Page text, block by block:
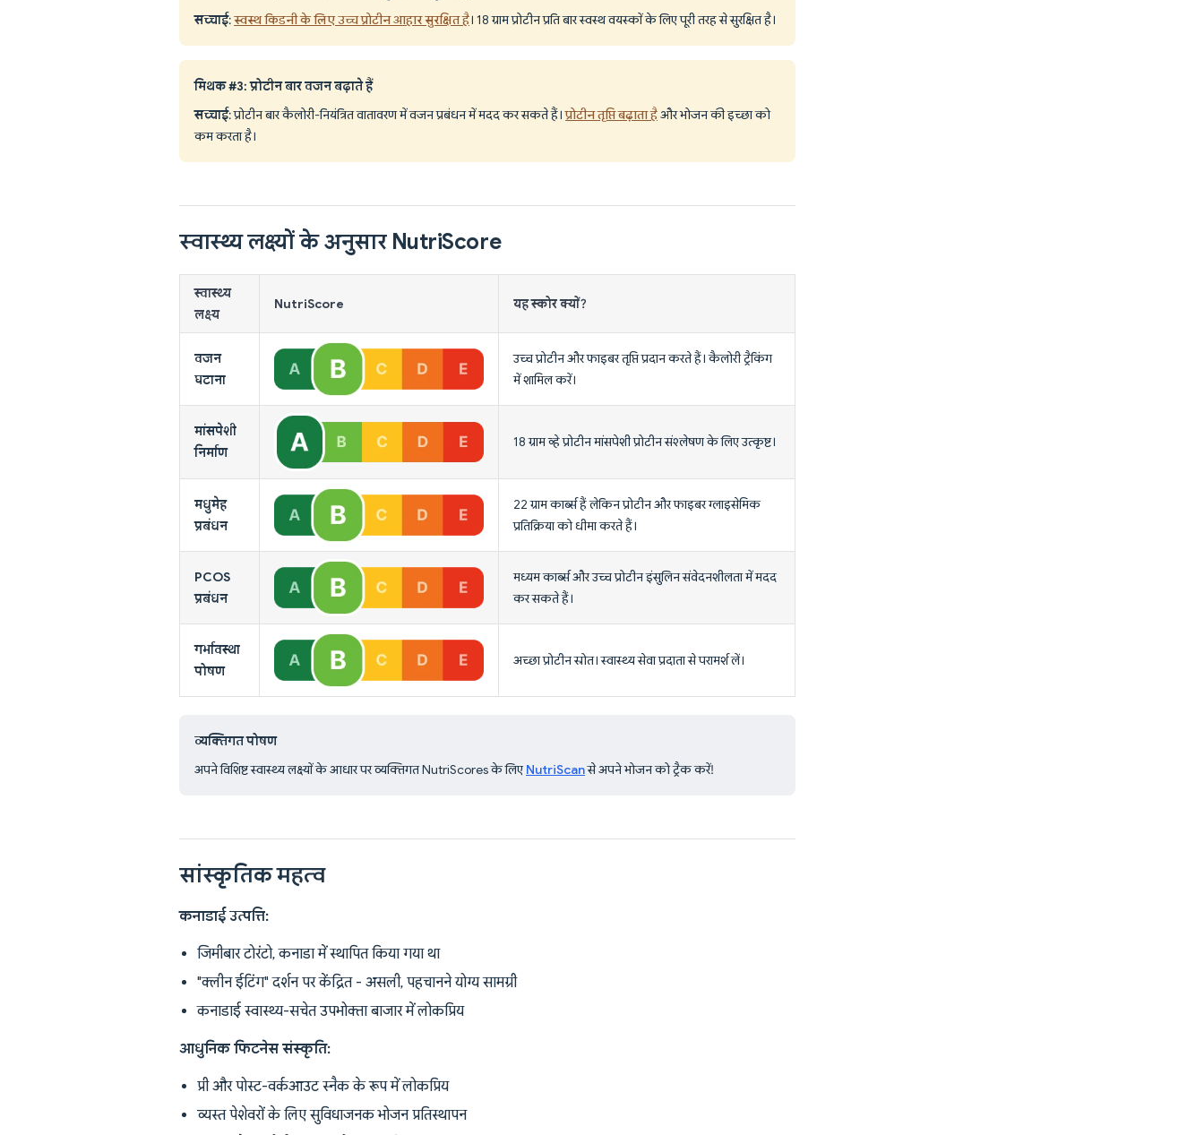
सच्चाई:स्वस्थ किडनी के लिए उच्च प्रोटीन आहार सुरक्षित है। 18 ग्राम प्रोटीन प्रति बार स्वस्थ वयस्कों के लिए पूरी तरह से सुरक्षित है।
मिथक #3: प्रोटीन बार वजन बढ़ाते हैं
सच्चाई: प्रोटीन बार कैलोरी-नियंत्रित वातावरण में वजन प्रबंधन में मदद कर सकते हैं।प्रोटीन तृप्ति बढ़ाता हैऔर भोजन की इच्छा को
कम करता है।
स्वास्थ्य लक्ष्यों के अनुसार NutriScore
स्वास्थ्य
लक्ष्य
NutriScore यह स्कोर क्यों?
वजन
घटाना
उच्च प्रोटीन और फाइबर तृप्ति प्रदान करते हैं। कैलोरी ट्रैकिंग
में शामिल करें।
मांसपेशी
निर्माण
18 ग्राम व्हे प्रोटीन मांसपेशी प्रोटीन संश्लेषण के लिए उत्कृष्ट।
मधुमेह
प्रबंधन
22 ग्राम कार्ब्स हैं लेकिन प्रोटीन और फाइबर ग्लाइसेमिक
प्रतिक्रिया को धीमा करते हैं।
PCOS
प्रबंधन
मध्यम कार्ब्स और उच्च प्रोटीन इंसुलिन संवेदनशीलता में मदद
कर सकते हैं।
गर्भावस्था
पोषण
अच्छा प्रोटीन स्रोत। स्वास्थ्य सेवा प्रदाता से परामर्श लें।
व्यक्तिगत पोषण
अपने विशिष्ट स्वास्थ्य लक्ष्यों के आधार पर व्यक्तिगत NutriScores के लिए NutriScanसे अपने भोजन को ट्रैक करें!
सांस्कृतिक महत्व
कनाडाई उत्पत्ति:
जिमीबार टोरंटो, कनाडा में स्थापित किया गया था
"क्लीन ईटिंग" दर्शन पर केंद्रित - असली, पहचानने योग्य सामग्री
कनाडाई स्वास्थ्य-सचेत उपभोक्ता बाजार में लोकप्रिय
आधुनिक फिटनेस संस्कृति:
प्री और पोस्ट-वर्कआउट स्नैक के रूप में लोकप्रिय
व्यस्त पेशेवरों के लिए सुविधाजनक भोजन प्रतिस्थापन